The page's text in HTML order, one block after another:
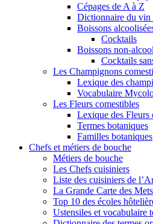
Cépages de A à Z
Dictionnaire du vin
Boissons
Cocktails
Boissons non-
Cocktails
Les Champignons
Lexique des
Vocabulaire
Les Fleurs comestibles
Lexique des Fleurs
Termes botaniques
Familles botaniques
Chefs et métiers de bouche
Métiers de bouche
Les Chefs cuisiniers
Liste des cuisiniers de
La Grande Carte des
Top 10 des écoles
Ustensiles et vocabulaire